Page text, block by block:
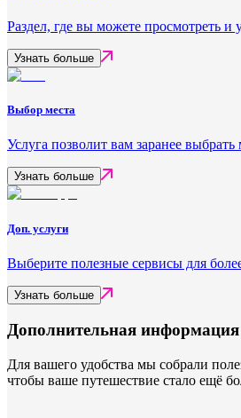
Раздел, где вы можете просмотреть
Узнать больше
Выбор места
Услуга позволит вам заранее выбрать
Узнать больше
Доп. услуги
Выберите полезные сервисы для
Узнать больше
Дополнительная информация
Для вашего удобства мы собрали
чтобы ваше путешествие стало ещё